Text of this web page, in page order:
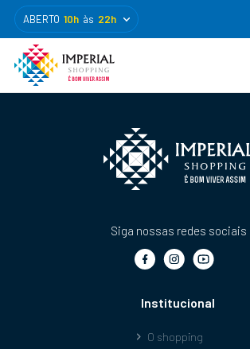
ABERTO 10h às 22h
Siga nossas redes sociais
Institucional
O shopping